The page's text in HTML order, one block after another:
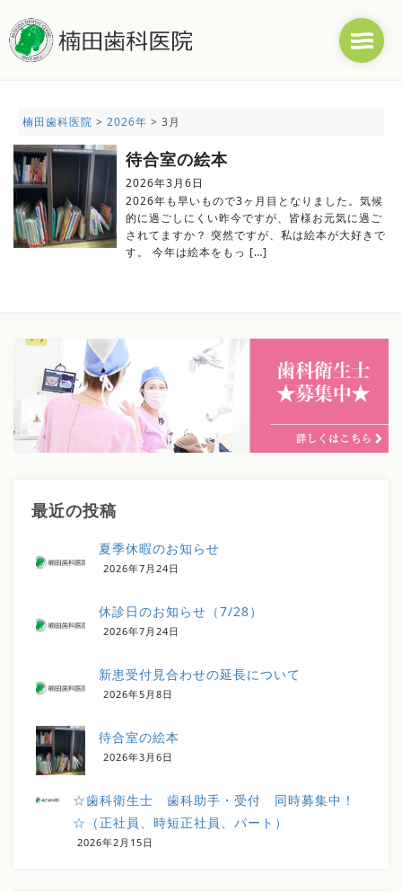
楠田歯科医院 > 2026年 > 3月
待合室の絵本
2026年3月6日
2026年も早いもので3ヶ月目となりました。気候
的に過ごしにくい昨今ですが、皆様お元気に過ご
されてますか？ 突然ですが、私は絵本が大好きで
す。 今年は絵本をもっ […]
最近の投稿
夏季休暇のお知らせ
2026年7月24日
休診日のお知らせ（7/28）
2026年7月24日
新患受付見合わせの延長について
2026年5月8日
待合室の絵本
2026年3月6日
☆歯科衛生士 歯科助手・受付 同時募集中！
☆（正社員、時短正社員、パート）
2026年2月15日